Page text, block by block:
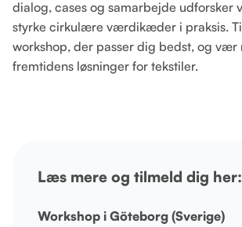
dialog, cases og samarbejde udforsker
styrke cirkulære værdikæder i praksis.
workshop, der passer dig bedst, og vær
fremtidens løsninger for tekstiler.
Læs mere og tilmeld dig her:
Workshop i Göteborg (Sverige)